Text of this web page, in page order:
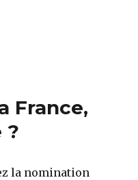
France,
?
la nomination